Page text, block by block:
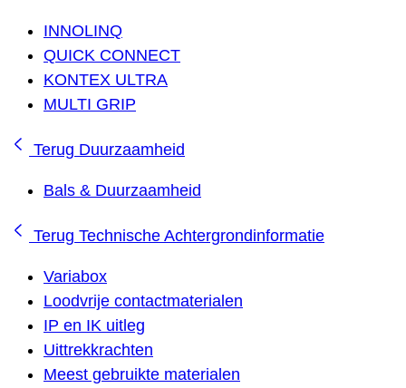
INNOLINQ
QUICK CONNECT
KONTEX ULTRA
MULTI GRIP
Terug Duurzaamheid
Bals & Duurzaamheid
Terug Technische Achtergrondinformatie
Variabox
Loodvrije contactmaterialen
IP en IK uitleg
Uittrekkrachten
Meest gebruikte materialen